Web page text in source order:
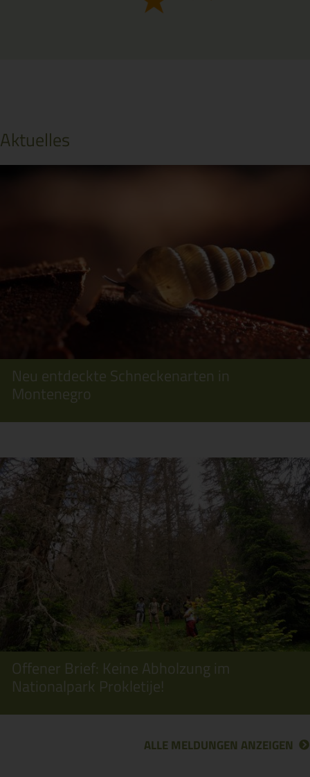
Aktuelles
Neu entdeckte Schneckenarten in
Montenegro
Offener Brief: Keine Abholzung im
Nationalpark Prokletije!
ALLE MELDUNGEN ANZEIGEN